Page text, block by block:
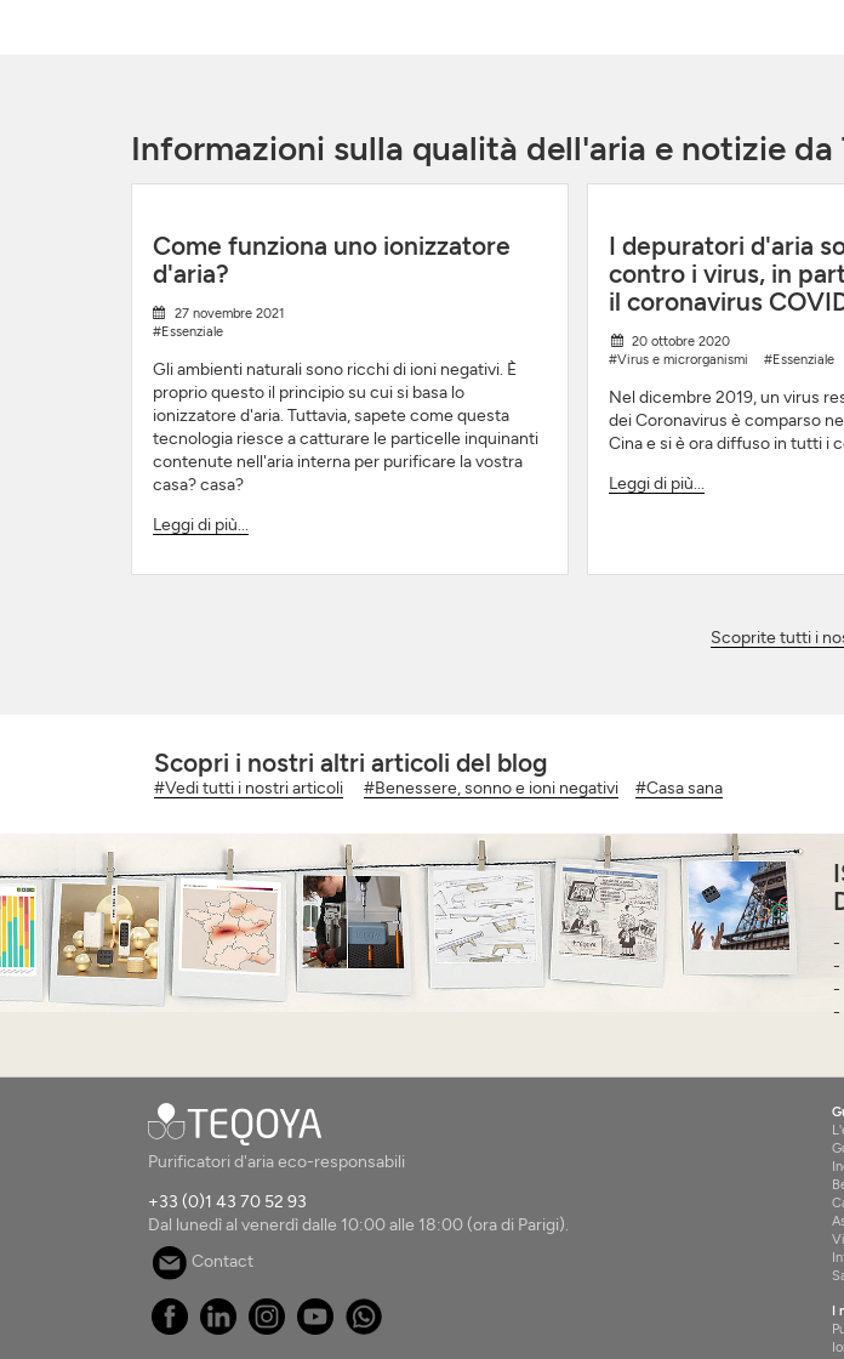
Informazioni sulla qualità dell'aria e notizie da
Come funziona uno ionizzatore
d'aria?
27 novembre 2021
#Essenziale
Gli ambienti naturali sono ricchi di ioni negativi. È
proprio questo il principio su cui si basa lo
ionizzatore d'aria. Tuttavia, sapete come questa
tecnologia riesce a catturare le particelle inquinanti
contenute nell'aria interna per purificare la vostra
casa? casa?
Leggi di più...
I depuratori d'aria
contro i virus, in
il coronavirus
20 ottobre 2020
#Virus e microrganismi
#Essenziale
Nel dicembre 2019, un virus
dei Coronavirus è comparso
Cina e si è ora diffuso in tutti i
Leggi di più...
Scoprite tutti i
Scopri i nostri altri articoli del blog
#Vedi tutti i nostri articoli #Benessere, sonno e ioni negativi #Casa sana
-
-
-
-
Purificatori d'aria eco-responsabili
+33 (0)1 43 70 52 93
Dal lunedì al venerdì dalle 10:00 alle 18:00 (ora di Parigi).
Contact
I